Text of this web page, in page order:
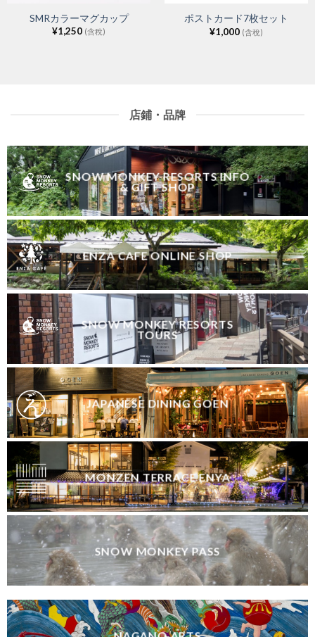
SMRカラーマグカップ
¥1,250 (含稅)
ポストカード7枚セット
¥1,000 (含稅)
店鋪・品牌
SNOW MONKEY RESORTS INFO
& GIFT SHOP
ENZA CAFE ONLINE SHOP
SNOW MONKEY RESORTS
TOURS
JAPANESE DINING GOEN
MONZEN TERRACE ENYA
SNOW MONKEY PASS